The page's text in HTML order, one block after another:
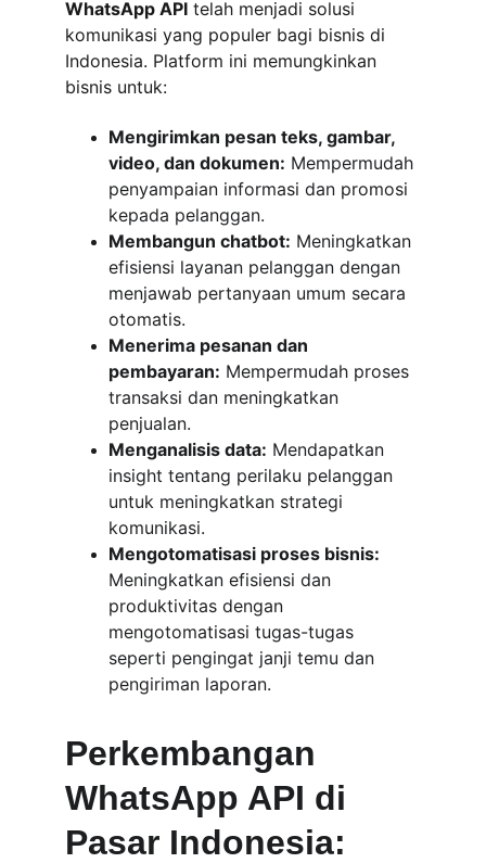
WhatsApp API telah menjadi solusi
komunikasi yang populer bagi bisnis di
Indonesia. Platform ini memungkinkan
bisnis untuk:
Mengirimkan pesan teks, gambar,
video, dan dokumen: Mempermudah
penyampaian informasi dan promosi
kepada pelanggan.
Membangun chatbot: Meningkatkan
efisiensi layanan pelanggan dengan
menjawab pertanyaan umum secara
otomatis.
Menerima pesanan dan
pembayaran: Mempermudah proses
transaksi dan meningkatkan
penjualan.
Menganalisis data: Mendapatkan
insight tentang perilaku pelanggan
untuk meningkatkan strategi
komunikasi.
Mengotomatisasi proses bisnis:
Meningkatkan efisiensi dan
produktivitas dengan
mengotomatisasi tugas-tugas
seperti pengingat janji temu dan
pengiriman laporan.
Perkembangan
WhatsApp API di
Pasar Indonesia: